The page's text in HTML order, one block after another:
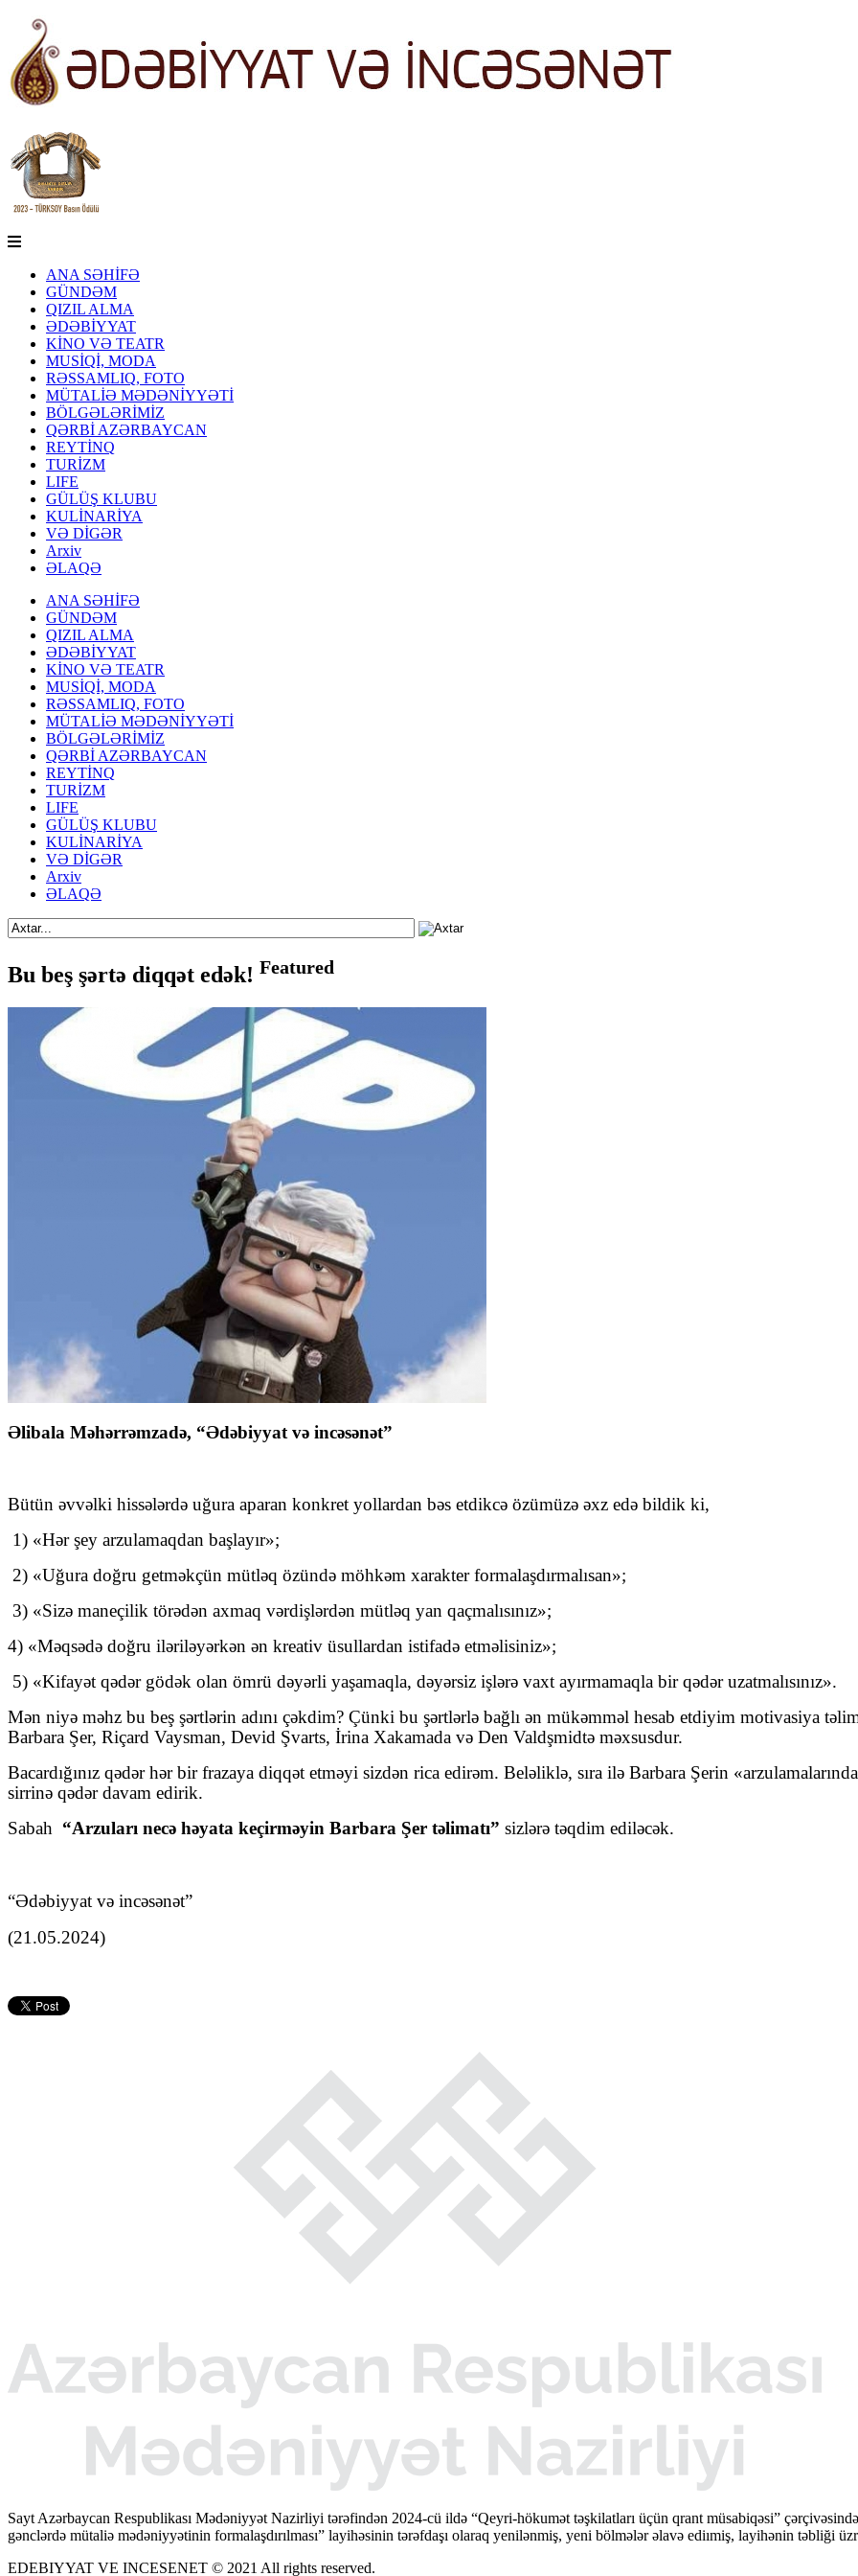
ANA SƏHİFƏ
GÜNDƏM
QIZIL ALMA
ƏDƏBİYYAT
KİNO VƏ TEATR
MUSİQİ, MODA
RƏSSAMLIQ, FOTO
MÜTALİƏ MƏDƏNİYYƏTİ
BÖLGƏLƏRİMİZ
QƏRBİ AZƏRBAYCAN
REYTİNQ
TURİZM
LIFE
GÜLÜŞ KLUBU
KULİNARİYA
VƏ DİGƏR
Arxiv
ƏLAQƏ
ANA SƏHİFƏ
GÜNDƏM
QIZIL ALMA
ƏDƏBİYYAT
KİNO VƏ TEATR
MUSİQİ, MODA
RƏSSAMLIQ, FOTO
MÜTALİƏ MƏDƏNİYYƏTİ
BÖLGƏLƏRİMİZ
QƏRBİ AZƏRBAYCAN
REYTİNQ
TURİZM
LIFE
GÜLÜŞ KLUBU
KULİNARİYA
VƏ DİGƏR
Arxiv
ƏLAQƏ
Bu beş şərtə diqqət edək! Featured
Əlibala Məhərrəmzadə, “Ədəbiyyat və incəsənət”
Bütün əvvəlki hissələrdə uğura aparan konkret yollardan bəs etdikcə özümüzə əxz edə bildik ki,
1) «Hər şey arzulamaqdan başlayır»;
2) «Uğura doğru getməkçün mütləq özündə möhkəm xarakter formalaşdırmalısan»;
3) «Sizə maneçilik törədən axmaq vərdişlərdən mütləq yan qaçmalısınız»;
4) «Məqsədə doğru iləriləyərkən ən kreativ üsullardan istifadə etməlisiniz»;
5) «Kifayət qədər gödək olan ömrü dəyərli yaşamaqla, dəyərsiz işlərə vaxt ayırmamaqla bir qədər uzatmalısınız».
Mən niyə məhz bu beş şərtlərin adını çəkdim? Çünki bu şərtlərlə bağlı ən mükəmməl hesab etdiyim motivasiya
Barbara Şer, Riçard Vaysman, Devid Şvarts, İrina Xakamada və Den Valdşmidtə məxsusdur.
Bacardığınız qədər hər bir frazaya diqqət etməyi sizdən rica edirəm. Beləliklə, sıra ilə Barbara Şerin
sirrinə qədər davam edirik.
Sabah “Arzuları necə həyata keçirməyin Barbara Şer təlimatı” sizlərə təqdim ediləcək.
“Ədəbiyyat və incəsənət”
(21.05.2024)
Sayt Azərbaycan Respublikası Mədəniyyət Nazirliyi tərəfindən 2024-cü ildə “Qeyri-hökumət təşkilatları üçün qrant müsabiqəsi”
gənclərdə mütaliə mədəniyyətinin formalaşdırılması” layihəsinin tərəfdaşı olaraq yenilənmiş, yeni bölmələr əlavə ediımiş, layihənin təbliği
EDEBIYYAT VE INCESENET © 2021 All rights reserved.